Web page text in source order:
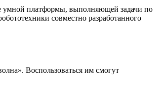
умной платформы, выполняющей задачи по
совместно разработанного
Воспользоваться им смогут